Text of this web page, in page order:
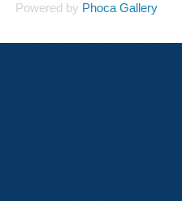
Powered by Phoca Gallery